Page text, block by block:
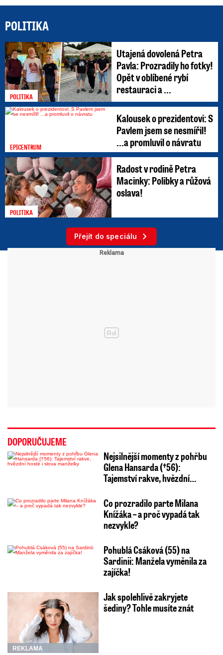
POLITIKA
POLITIKA
Utajená dovolená Petra
Pavla: Prozradily ho fotky!
Opět v oblíbené rybí
restauraci a ...
EPICENTRUM
Kalousek o prezidentovi: S
Pavlem jsem se nesmířil!
...a promluvil o návratu
POLITIKA
Radost v rodině Petra
Macinky: Polibky a růžová
oslava!
Přejít do speciálu
DOPORUČUJEME
Nejsilnější momenty z pohřbu
Glena Hansarda (†56):
Tajemství rakve, hvězdní…
Co prozradilo parte Milana
Knížáka – a proč vypadá tak
nezvykle?
Pohublá Csáková (55) na
Sardinii: Manžela vyměnila za
zajíčka!
REKLAMA
Jak spolehlivě zakryjete
šediny? Tohle musíte znát